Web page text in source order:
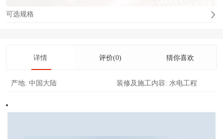
可选规格
详情 评价(0) 猜你喜欢
产地: 中国大陆 装修及施工内容: 水电工程